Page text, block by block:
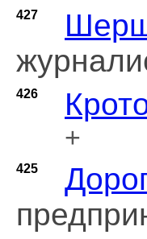
427
426
+
425